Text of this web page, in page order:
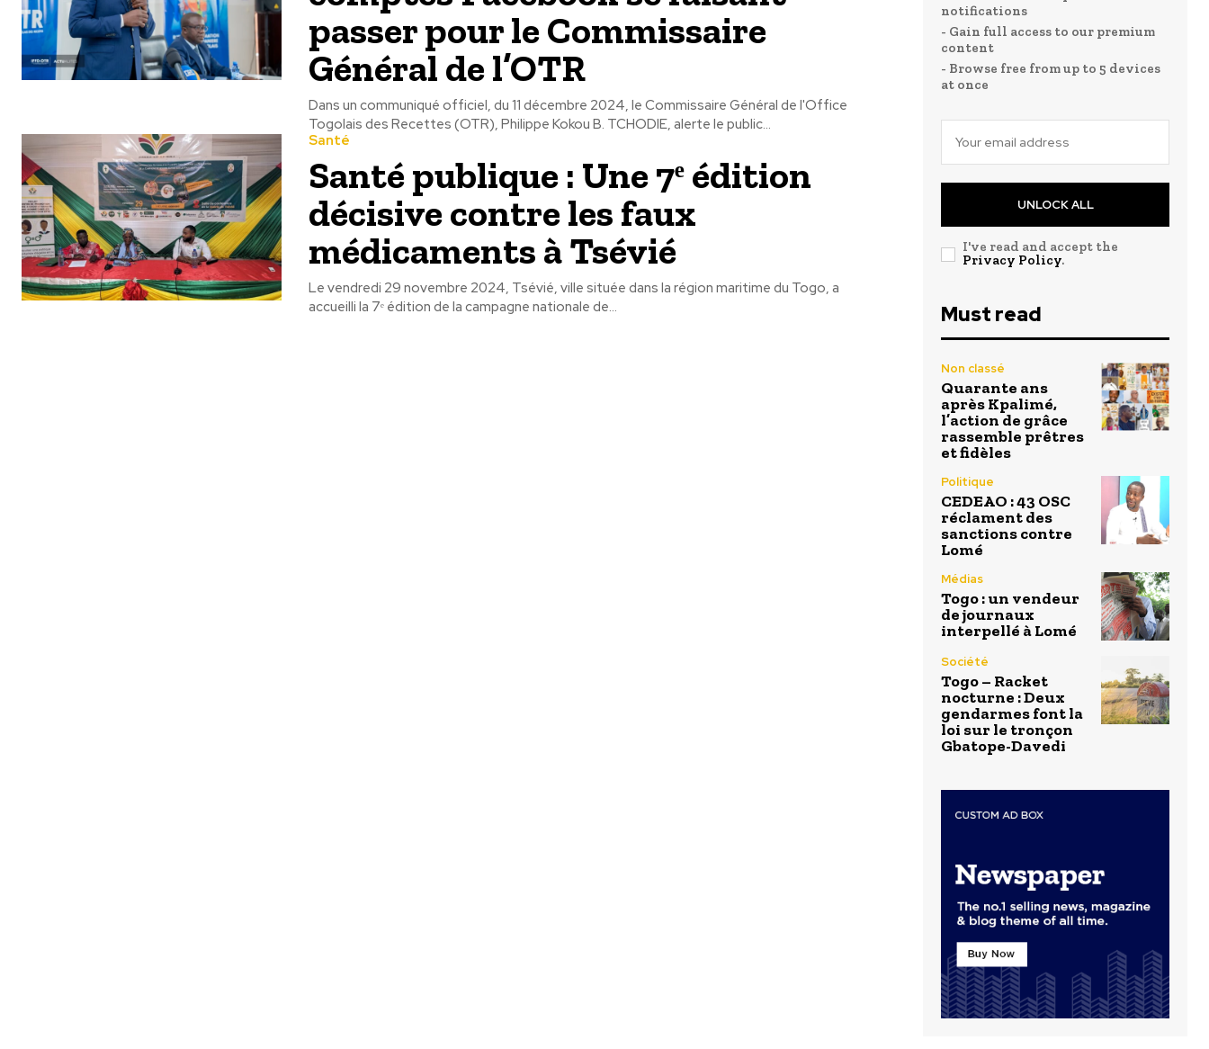
passer pour le Commissaire
Général de l’OTR
Dans un communiqué officiel, du 11 décembre 2024, le Commissaire Général de l'Office
Togolais des Recettes (OTR), Philippe Kokou B. TCHODIE, alerte le public...
Santé
Santé publique : Une 7ᵉ édition
décisive contre les faux
médicaments à Tsévié
Le vendredi 29 novembre 2024, Tsévié, ville située dans la région maritime du Togo, a
accueilli la 7ᵉ édition de la campagne nationale de...
notifications
- Gain full access to our premium
content
- Browse free from up to 5 devices
at once
UNLOCK ALL
I've read and accept the
Privacy Policy.
Must read
Non classé
Quarante ans
après Kpalimé,
l’action de grâce
rassemble prêtres
et fidèles
Politique
CEDEAO : 43 OSC
réclament des
sanctions contre
Lomé
Médias
Togo : un vendeur
de journaux
interpellé à Lomé
Société
Togo – Racket
nocturne : Deux
gendarmes font la
loi sur le tronçon
Gbatope-Davedi